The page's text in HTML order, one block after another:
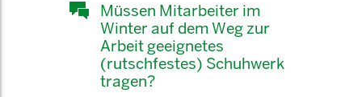
Müssen Mitarbeiter im
Winter auf dem Weg zur
Arbeit geeignetes
(rutschfestes) Schuhwerk
tragen?